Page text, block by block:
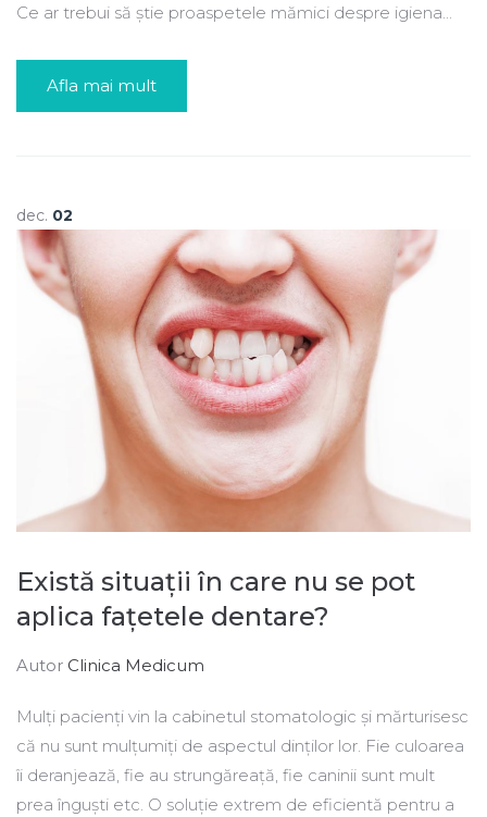
Ce ar trebui să știe proaspetele mămici despre igiena...
Afla mai mult
dec. 02
Există situații în care nu se pot
aplica fațetele dentare?
Autor Clinica Medicum
Mulți pacienți vin la cabinetul stomatologic și mărturisesc
că nu sunt mulțumiți de aspectul dinților lor. Fie culoarea
îi deranjează, fie au strungăreață, fie caninii sunt mult
prea înguști etc. O soluție extrem de eficientă pentru a